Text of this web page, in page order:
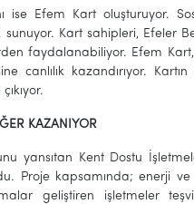
Efem Kart oluşturuyor.
Kart sahipleri, Efeler
faydalanabiliyor. Efem
canlılık kazandırıyor.
KAZANIYOR
yansıtan Kent Dostu
Proje kapsamında; enerji
geliştiren işletmeler